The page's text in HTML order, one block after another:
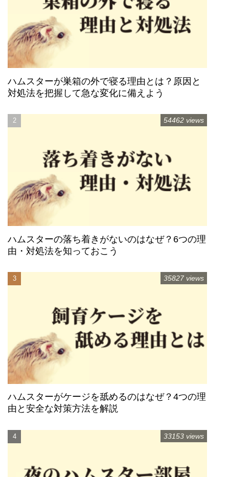
ハムスターが巣箱の外で寝る理由とは？原因と
対処法を把握して急な変化に備えよう
ハムスターの落ち着きがないのはなぜ？6つの理
由・対処法を知っておこう
54462 views
ハムスターがケージを舐めるのはなぜ？4つの理
由と安全な対策方法を解説
35827 views
33153 views